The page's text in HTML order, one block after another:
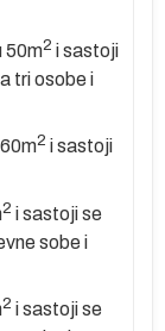
50m2 i sastoji
tri osobe i
2 i sastoji
2 i sastoji se
sobe i
2 i sastoji se